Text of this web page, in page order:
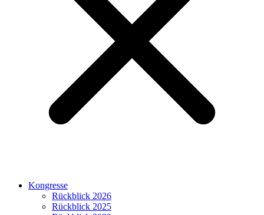
Kongresse
Rückblick 2026
Rückblick 2025